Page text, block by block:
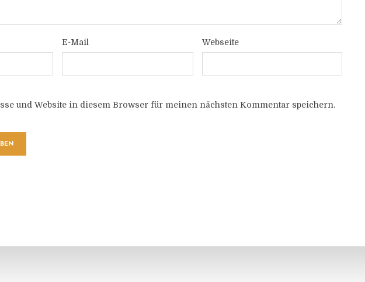
E-Mail Webseite
und Website in diesem Browser für meinen nächsten Kommentar speichern.